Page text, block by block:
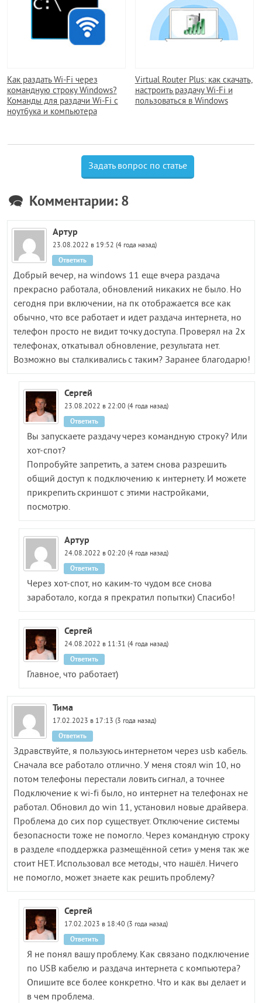
Как раздать Wi-Fi через
командную строку Windows?
Команды для раздачи Wi-Fi с
ноутбука и компьютера
Virtual Router Plus: как скачать,
настроить раздачу Wi-Fi и
пользоваться в Windows
Задать вопрос по статье
Комментарии: 8
Артур
23.08.2022 в 19:52 (4 года назад)
Добрый вечер, на windows 11 еще вчера раздача
прекрасно работала, обновлений никаких не было. Но
сегодня при включении, на пк отображается все как
обычно, что все работает и идет раздача интернета, но
телефон просто не видит точку доступа. Проверял на 2х
телефонах, откатывал обновление, результата нет.
Возможно вы сталкивались с таким? Заранее благодарю!
Ответить
Сергей
23.08.2022 в 22:00 (4 года назад)
Вы запускаете раздачу через командную строку? Или
хот-спот?
Попробуйте запретить, а затем снова разрешить
общий доступ к подключению к интернету. И можете
прикрепить скриншот с этими настройками,
посмотрю.
Ответить
Артур
24.08.2022 в 02:20 (4 года назад)
Через хот-спот, но каким-то чудом все снова
заработало, когда я прекратил попытки) Спасибо!
Ответить
Сергей
24.08.2022 в 11:31 (4 года назад)
Главное, что работает)
Ответить
Тима
17.02.2023 в 17:13 (3 года назад)
Здравствуйте, я пользуюсь интернетом через usb кабель.
Сначала все работало отлично. У меня стоял win 10, но
потом телефоны перестали ловить сигнал, а точнее
Подключение к wi-fi было, но интернет на телефонах не
работал. Обновил до win 11, установил новые драйвера.
Проблема до сих пор существует. Отключение системы
безопасности тоже не помогло. Через командную строку
в разделе «поддержка размещённой сети» у меня так же
стоит НЕТ. Использовал все методы, что нашёл. Ничего
не помогло, может знаете как решить проблему?
Ответить
Сергей
17.02.2023 в 18:40 (3 года назад)
Я не понял вашу проблему. Как связано подключение
по USB кабелю и раздача интернета с компьютера?
Опишите все более конкретно. Что и как вы делает и
в чем проблема.
Ответить